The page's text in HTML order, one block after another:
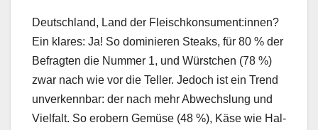
Deutsch­land, Land der Fleischkonsument:innen?
Ein klares: Ja! So dominieren Steaks, für 80 % der
Befragten die Num­mer 1, und Würstchen (78 %)
zwar nach wie vor die Teller. Jedoch ist ein Trend
unverkennbar: der nach mehr Abwech­slung und
Vielfalt. So erobern Gemüse (48 %), Käse wie Hal­